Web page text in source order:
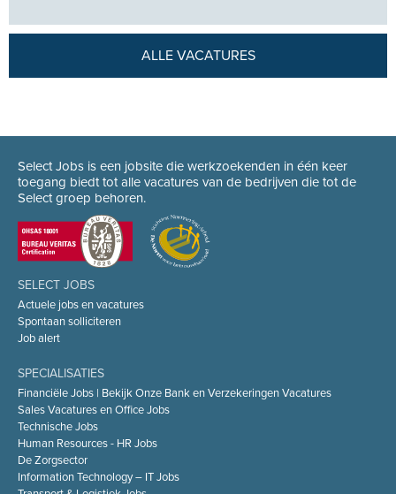
ALLE VACATURES
Select Jobs is een jobsite die werkzoekenden in één keer
toegang biedt tot alle vacatures van de bedrijven die tot de
Select groep behoren.
SELECT JOBS
Actuele jobs en vacatures
Spontaan solliciteren
Job alert
SPECIALISATIES
Financiële Jobs | Bekijk Onze Bank en Verzekeringen Vacatures
Sales Vacatures en Office Jobs
Technische Jobs
Human Resources - HR Jobs
De Zorgsector
Information Technology – IT Jobs